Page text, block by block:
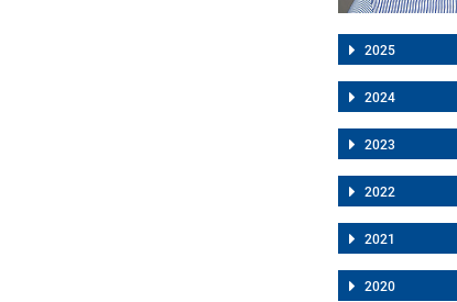
2025
2024
2023
2022
2021
2020